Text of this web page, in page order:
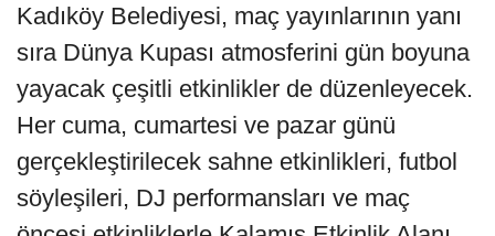
Kadıköy Belediyesi, maç yayınlarının yanı
sıra Dünya Kupası atmosferini gün boyuna
yayacak çeşitli etkinlikler de düzenleyecek.
Her cuma, cumartesi ve pazar günü
gerçekleştirilecek sahne etkinlikleri, futbol
söyleşileri, DJ performansları ve maç